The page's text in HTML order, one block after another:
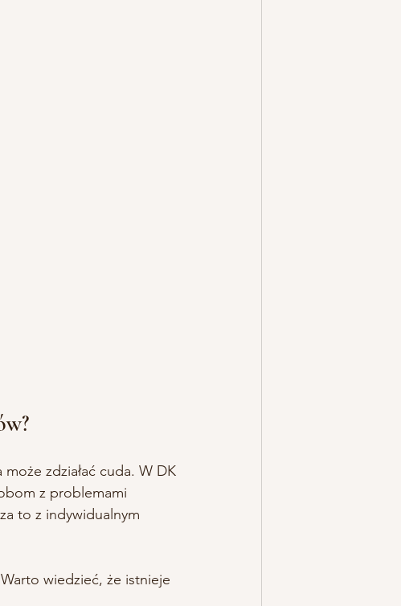
zdziałać cuda. W DK
z problemami
to z indywidualnym
wiedzieć, że istnieje